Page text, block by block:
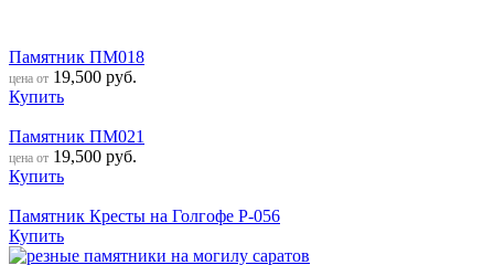
Памятник ПМ018
цена от 19,500 руб.
Купить
Памятник ПМ021
цена от 19,500 руб.
Купить
Памятник Кресты на Голгофе Р-056
Купить